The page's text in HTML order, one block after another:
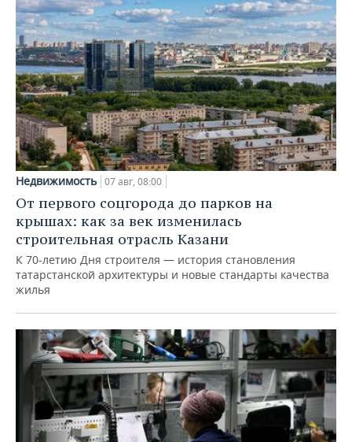
Недвижимость 07 авг, 08:00
От первого соцгорода до парков на
крышах: как за век изменилась
строительная отрасль Казани
К 70-летию Дня строителя — история становления
татарстанской архитектуры и новые стандарты качества
жилья